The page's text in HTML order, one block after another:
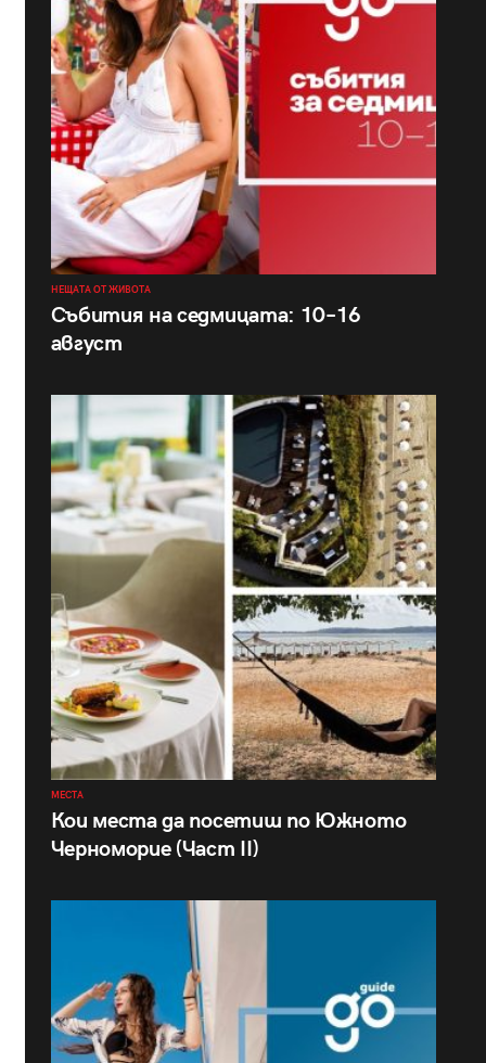
НЕЩАТА ОТ ЖИВОТА
Събития на седмицата: 10–16
август
МЕСТА
Кои места да посетиш по Южното
Черноморие (Част II)